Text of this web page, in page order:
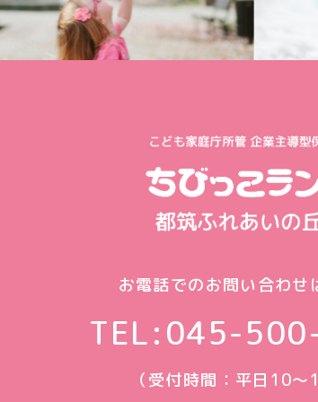
お電話でのお問い合わせ
TEL:045-
（受付時間：平日10〜